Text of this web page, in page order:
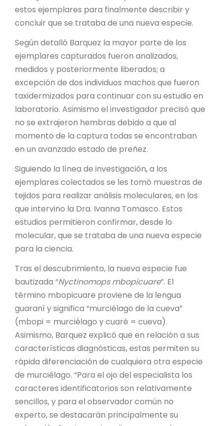
estos ejemplares para finalmente describir y
concluir que se trataba de una nueva especie.
Según detalló Barquez la mayor parte de los
ejemplares capturados fueron analizados,
medidos y posteriormente liberados; a
excepción de dos individuos machos que fueron
taxidermizados para continuar con su estudio en
laboratorio. Asimismo el investigador precisó que
no se extrajeron hembras debido a que al
momento de la captura todas se encontraban
en un avanzado estado de preñez.
Siguiendo la línea de investigación, a los
ejemplares colectados se les tomó muestras de
tejidos para realizar análisis moleculares, en los
que intervino la Dra. Ivanna Tomasco. Estos
estudios permitieron confirmar, desde lo
molecular, que se trataba de una nueva especie
para la ciencia.
Tras el descubrimiento, la nueva especie fue
bautizada “Nyctinomops mbopicuare”. El
término mbopicuare proviene de la lengua
guaraní y significa “murciélago de la cueva”
(mbopi = murciélago y cuaré = cueva).
Asimismo, Barquez explicó que en relación a sus
características diagnósticas, estas permiten su
rápida diferenciación de cualquiera otra especie
de murciélago. “Para el ojo del especialista los
caracteres identificatorios son relativamente
sencillos, y para el observador común no
experto, se destacarán principalmente su